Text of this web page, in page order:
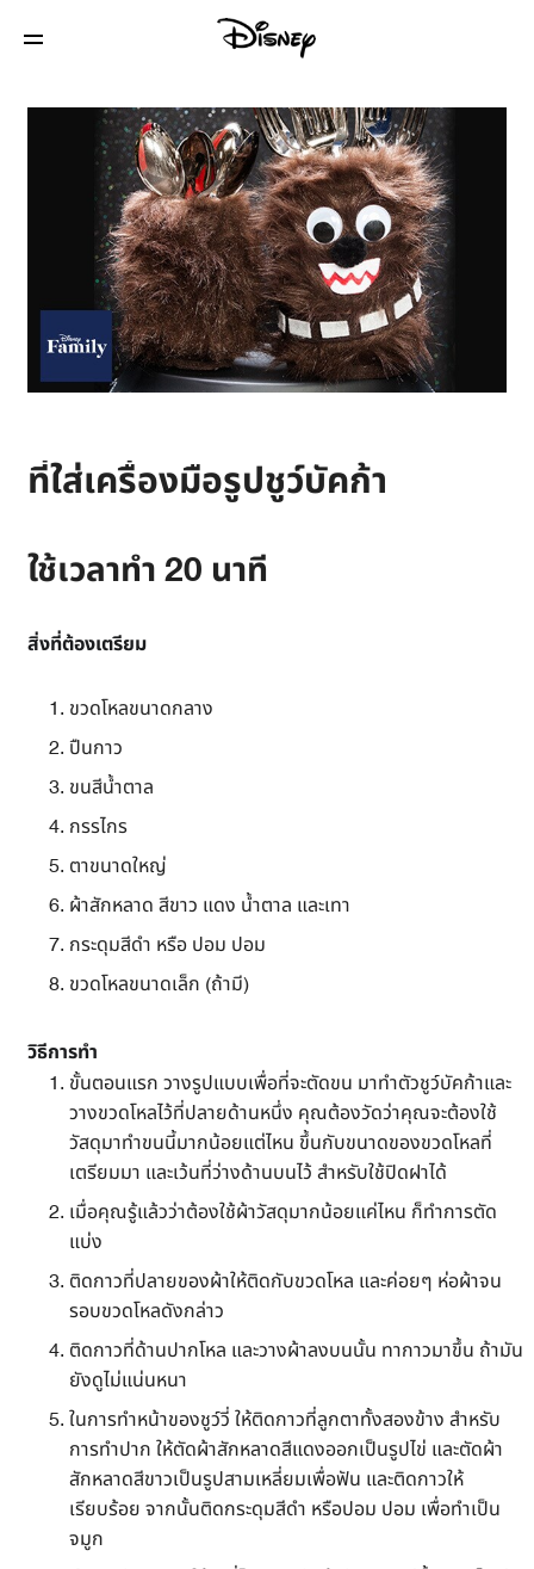
ที่ใส่เครื่องมือรูปชูว์บัคก้า
ใช้เวลาทำ 20 นาที
สิ่งที่ต้องเตรียม
ขวดโหลขนาดกลาง
ปืนกาว
ขนสีน้ำตาล
กรรไกร
ตาขนาดใหญ่
ผ้าสักหลาด สีขาว แดง น้ำตาล และเทา
กระดุมสีดำ หรือ ปอม ปอม
ขวดโหลขนาดเล็ก (ถ้ามี)
วิธีการทำ
ขั้นตอนแรก วางรูปแบบเพื่อที่จะตัดขน มาทำตัวชูว์บัคก้าและ
วางขวดโหลไว้ที่ปลายด้านหนึ่ง คุณต้องวัดว่าคุณจะต้องใช้
วัสดุมาทำขนนี้มากน้อยแต่ไหน ขึ้นกับขนาดของขวดโหลที่
เตรียมมา และเว้นที่ว่างด้านบนไว้ สำหรับใช้ปิดฝาได้
เมื่อคุณรู้แล้วว่าต้องใช้ผ้าวัสดุมากน้อยแค่ไหน ก็ทำการตัด
แบ่ง
ติดกาวที่ปลายของผ้าให้ติดกับขวดโหล และค่อยๆ ห่อผ้าจน
รอบขวดโหลดังกล่าว
ติดกาวที่ด้านปากโหล และวางผ้าลงบนนั้น ทากาวมาขึ้น ถ้ามัน
ยังดูไม่แน่นหนา
ในการทำหน้าของชูว์วี่ ให้ติดกาวที่ลูกตาทั้งสองข้าง สำหรับ
การทำปาก ให้ตัดผ้าสักหลาดสีแดงออกเป็นรูปไข่ และตัดผ้า
สักหลาดสีขาวเป็นรูปสามเหลี่ยมเพื่อฟัน และติดกาวให้
เรียบร้อย จากนั้นติดกระดุมสีดำ หรือปอม ปอม เพื่อทำเป็น
จมูก